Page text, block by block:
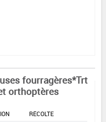
fourragères*Trt
orthoptères
RÉCOLTE